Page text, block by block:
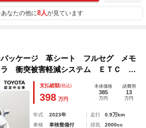
なたの他に8人が見ています
ッケージ 革シート フルセグ メモ
ラ 衝突被害軽減システム ＥＴＣ ド
ンプ
支払総額(税込)
398 万円
本体価格
385
万円
諸費用
13
万円
年式 2023年 走行
0.9万km
車検
車検整備付 排気
2000cc